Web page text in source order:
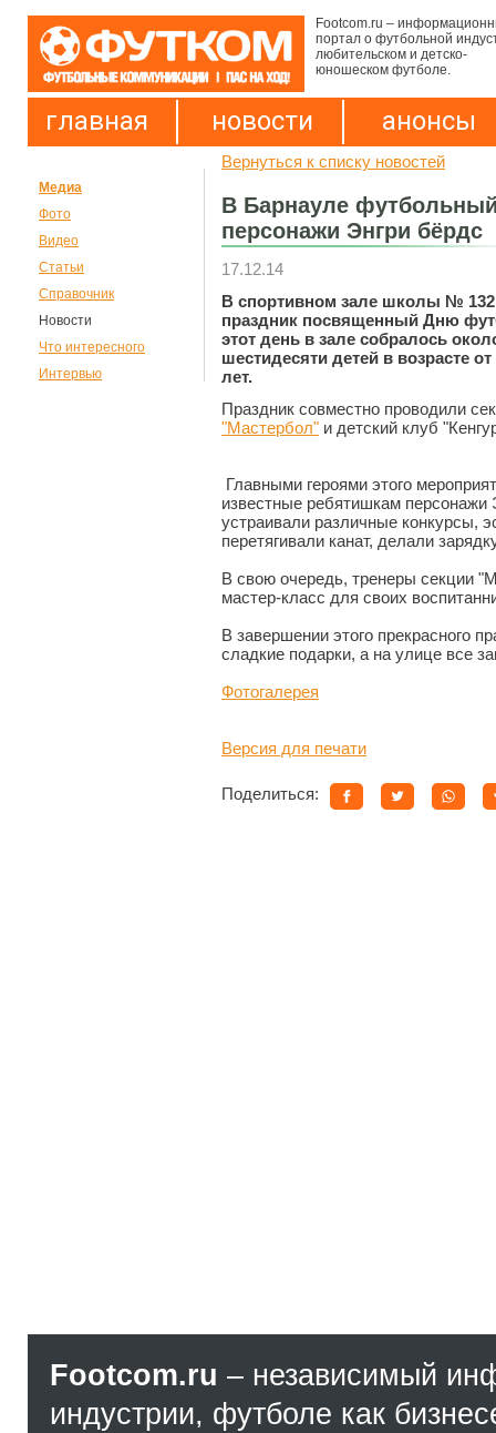
Footcom.ru –
портал о футбольной
любительском и детско-
юношеском футболе.
главная новости анонсы
Медиа
Фото
Видео
Статьи
Справочник
Новости
Что интересного
Интервью
Вернуться к списку новостей
В Барнауле
персонажи Энгри бёрдс
17.12.14
В спортивном зале школы №
праздник посвященный Дню
этот день в зале собралось
шестидесяти детей в возрасте
лет.
Праздник совместно проводили
"Мастербол" и детский клуб
Главными героями этого
известные ребятишкам персонажи
устраивали различные конкурсы,
перетягивали канат, делали
В свою очередь, тренеры секции
мастер-класс для своих
В завершении этого прекрасного
сладкие подарки, а на улице все
Фотогалерея
Версия для печати
Поделиться:
Footcom.ru – независимый
индустрии, футболе как